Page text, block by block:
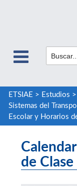
ETSIAE > Estudios >
Sistemas del
Escolar y Horarios
de Clase